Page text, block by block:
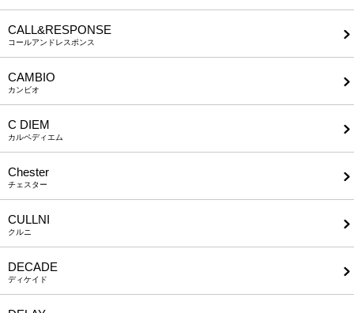
CALL&RESPONSE
コールアンドレスポンス
CAMBIO
カンビオ
C DIEM
カルペディエム
Chester
チェスター
CULLNI
クルニ
DECADE
ディケイド